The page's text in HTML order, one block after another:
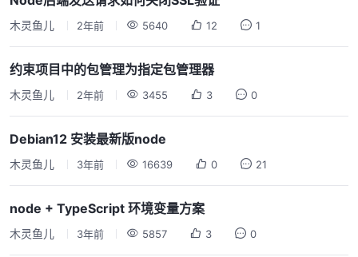
木灵鱼儿 2年前 5640 12 1
约束项目中的包管理为指定包管理器
木灵鱼儿 2年前 3455 3 0
Debian12 安装最新版node
木灵鱼儿 3年前 16639 0 21
node + TypeScript 环境变量方案
木灵鱼儿 3年前 5857 3 0